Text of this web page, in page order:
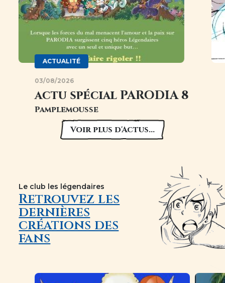
ACTUALITÉ
03/08/2026
actu spécial PARODIA 8
Pamplemousse
Voir plus d'Actus...
Le club les légendaires
Retrouvez les
dernières
créations des
fans